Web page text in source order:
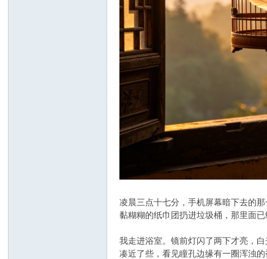
凌晨三点十七分，手机屏幕暗下去的
黏糊糊的纸巾团扔进垃圾桶，那里面
我走进浴室。镜前灯闪了两下才亮，
凑近了些，看见瞳孔边缘有一圈浑浊